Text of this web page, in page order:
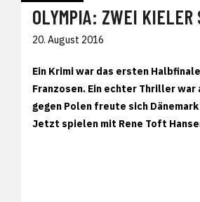
OLYMPIA: ZWEI KIELER
20. August 2016
Ein Krimi war das ersten
Franzosen. Ein echter Thriller war
gegen Polen freute sich
Jetzt spielen mit Rene Toft